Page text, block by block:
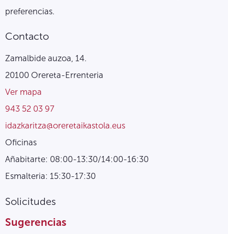
preferencias.
Contacto
Zamalbide auzoa, 14.
20100 Orereta-Errenteria
Ver mapa
943 52 03 97
idazkaritza@oreretaikastola.eus
Oficinas
Añabitarte: 08:00-13:30/14:00-16:30
Esmalteria: 15:30-17:30
Solicitudes
Sugerencias